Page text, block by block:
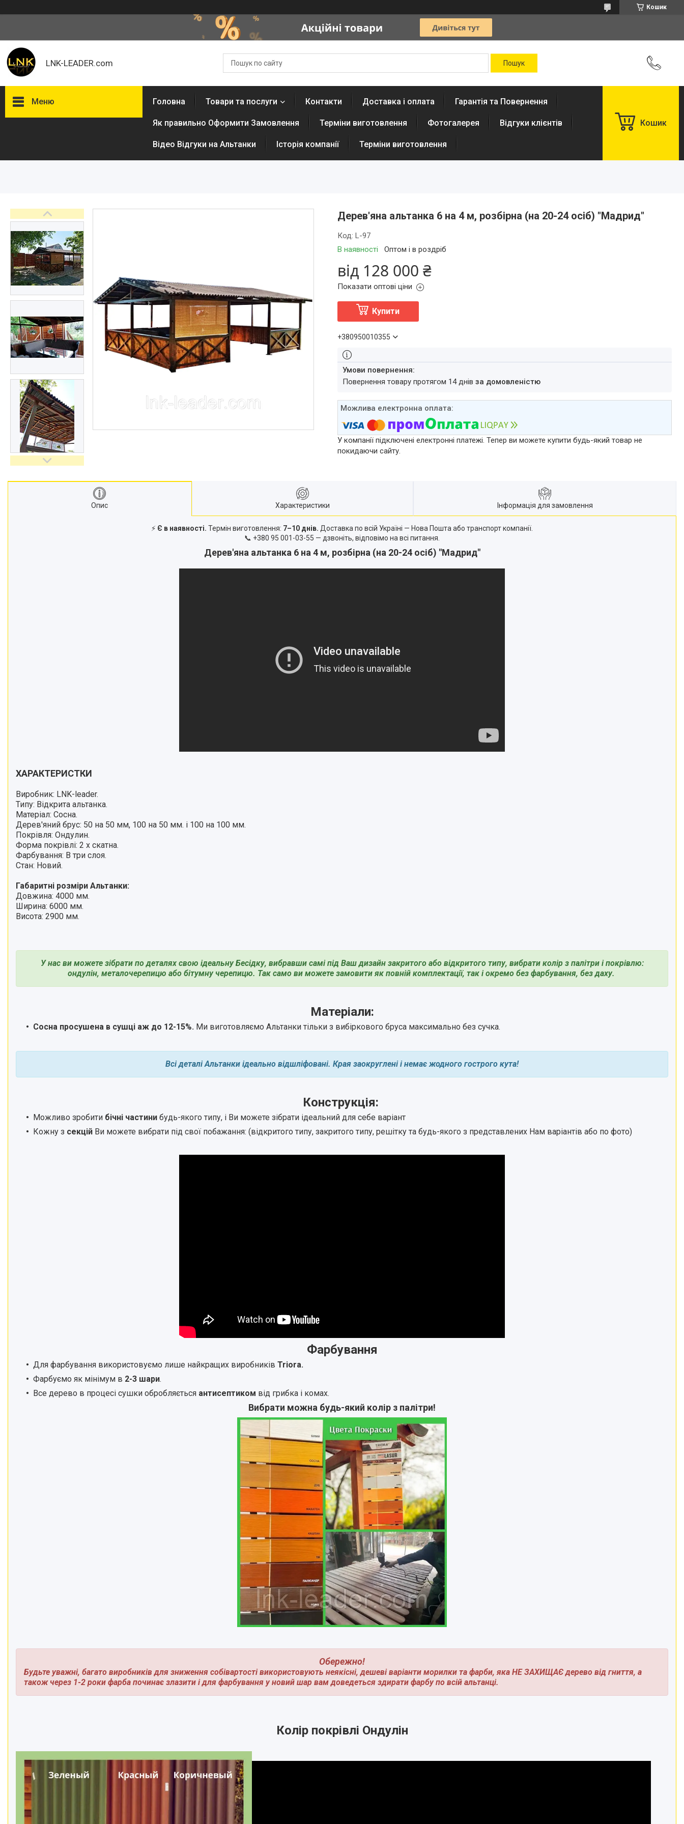
Кошик
LNK-LEADER.com
Меню
Фотогалерея
Головна Товари та послуги Контакти Доставка і оплата Гарантія та Повернення
Як правильно Оформити Замовлення Терміни виготовлення Фотогалерея Відгуки клієнтів
Відео Відгуки на Альтанки Історія компанії Терміни виготовлення
Кошик
Дерев'яна альтанка 6 на 4 м, розбірна (на 20-24 осіб) "Мадрид"
В наявності Оптом і в роздріб
Код: L-97
від 128 000 ₴
Показати оптові ціни
Купити
+380950010355
повернення товару протягом 14 днів за домовленістю
У компанії підключені електронні платежі. Тепер ви можете купити будь-який товар не
покидаючи сайту.
Опис Характеристики Інформація для замовлення
⚡ Є в наявності. Термін виготовлення: 7–10 днів. Доставка по всій Україні — Нова Пошта або транспорт компанії.
📞 +380 95 001-03-55 — дзвоніть, відповімо на всі питання.
Дерев'яна альтанка 6 на 4 м, розбірна (на 20-24осіб) "Мадрид"
ХАРАКТЕРИСТКИ
Виробник: LNK-leader.
Типу: Відкрита альтанка.
Матеріал: Сосна.
Дерев'яний брус: 50 на 50 мм, 100 на 50 мм. і 100 на 100 мм.
Покрівля: Ондулин.
Форма покрівлі: 2 х скатна.
Фарбування: В три слоя.
Стан: Новий.
Габаритні розміри Альтанки:
Довжина: 4000 мм.
Ширина: 6000 мм.
Висота: 2900 мм.
У нас ви можете зібрати по деталях свою ідеальну Бесідку, вибравши самі під Ваш дизайн закритого або відкритого типу, вибрати колір з палітри і покрівлю:
ондулін, металочерепицю або бітумну черепицю. Так само ви можете замовити як повній комплектації, так і окремо без фарбування, без даху.
Матеріали:
Сосна просушена в сушці аж до 12-15%. Ми виготовляємо Альтанки тільки з вибіркового бруса максимально без сучка.
Всі деталі Альтанки ідеально відшліфовані. Края заокруглені і немає жодного гострого кута!
Конструкція:
Можливо зробити бічні частини будь-якого типу, і Ви можете зібрати ідеальний для себе варіант
Кожну з секцій Ви можете вибрати під свої побажання: (відкритого типу, закритого типу, решітку та будь-якого з представлених Нам варіантів або по фото)
Фарбування
Для фарбування використовуємо лише найкращих виробників Triora.
Фарбуємо як мінімум в 2-3 шари.
Все дерево в процесі сушки обробляється антисептиком від грибка і комах.
Вибрати можна будь-який колір з палітри!
Обережно!
Будьте уважні, багато виробників для зниження собівартості використовують неякісні, дешеві варіанти морилки та фарби, яка НЕ ЗАХИЩАЄ дерево від гниття, а
також через 1-2 роки фарба починає злазити і для фарбування у новий шар вам доведеться здирати фарбу по всій альтанці.
Колір покрівлі Ондулін